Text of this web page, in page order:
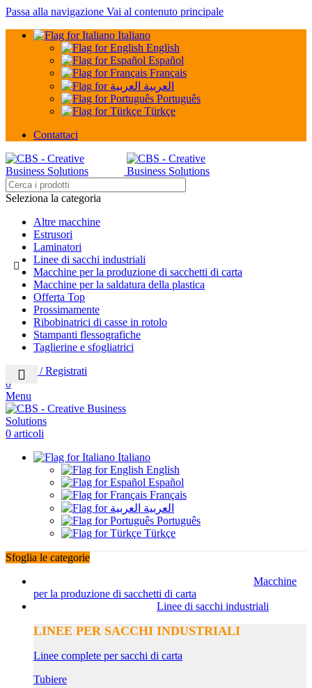
Passa alla navigazione Vai al contenuto principale
Italiano
English
Español
Français
العربية
Português
Türkçe
Contattaci
Seleziona la categoria
Altre macchine
Estrusori
Laminatori
Linee di sacchi industriali
Macchine per la produzione di sacchetti di carta
Macchine per la saldatura della plastica
Offerta Top
Prossimamente
Ribobinatrici di casse in rotolo
Stampanti flessografiche
Taglierine e sfogliatrici
Accedi / Registrati
0
Menu
0 articoli
Italiano
English
Español
Français
العربية
Português
Türkçe
Sfoglia le categorie
Macchine
per la produzione di sacchetti di carta
Linee di sacchi industriali
LINEE PER SACCHI INDUSTRIALI
Linee complete per sacchi di carta
Tubiere